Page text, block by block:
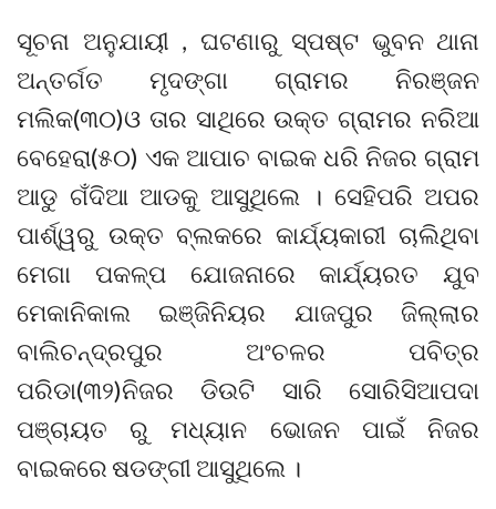
ସୂଚନା ଅନୁଯାୟୀ , ଘଟଣାରୁ ସ୍ପଷ୍ଟ ଭୁବନ ଥାନା
ଅନ୍ତର୍ଗତ ମୃଦଙ୍ଗା ଗ୍ରାମର ନିରଞ୍ଜନ
ମଲିକ(୩୦)ଓ ତାର ସାଥିରେ ଉକ୍ତ ଗ୍ରାମର ନରିଆ
ବେହେରା(୫୦) ଏକ ଆପାଚ ବାଇକ ଧରି ନିଜର ଗ୍ରାମ
ଆଡୁ ଗଁଦିଆ ଆଡକୁ ଆସୁଥିଲେ । ସେହିପରି ଅପର
ପାର୍ଶ୍ୱରୁ ଉକ୍ତ ବ୍ଲକରେ କାର୍ଯ୍ୟକାରୀ ଚାଲିଥିବା
ମେଗା ପକଳ୍ପ ଯୋଜନାରେ କାର୍ଯ୍ୟରତ ଯୁବ
ମେକାନିକାଲ ଇଞ୍ଜିନିୟର ଯାଜପୁର ଜିଲ୍ଲାର
ବାଲିଚନ୍ଦ୍ରପୁର ଅଂଚଳର ପବିତ୍ର
ପରିଡା(୩୨)ନିଜର ଡିଉଟି ସାରି ସୋରିସିଆପଦା
ପଞ୍ଚାୟତ ରୁ ମଧ୍ୟାନ ଭୋଜନ ପାଇଁ ନିଜର
ବାଇକରେ ଷଡଙ୍ଗୀ ଆସୁଥିଲେ ।